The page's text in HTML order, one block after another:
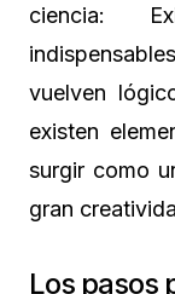
ciencia:
vuelven
existen
surgir como
gran
Los pasos